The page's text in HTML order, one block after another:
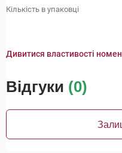
Кількість в упаковці
Дивитися властивості
Відгуки (0)